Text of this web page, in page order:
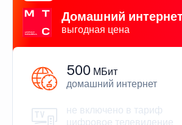
Домашний
выгодная цена
500 МБит
домашний интернет
не включено в тариф
цифровое телевидение